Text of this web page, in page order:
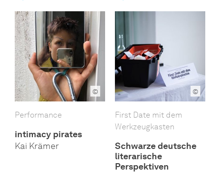
©
Performance
intimacy pirates
Kai Krämer
©
First Date mit dem
Werkzeugkasten
Schwarze deutsche
literarische
Perspektiven